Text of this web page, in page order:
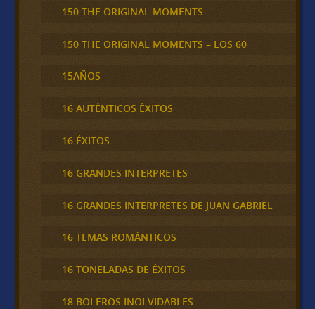
150 THE ORIGINAL MOMENTS
150 THE ORIGINAL MOMENTS – LOS 60
15AÑOS
16 AUTÉNTICOS ÉXITOS
16 ÉXITOS
16 GRANDES INTERPRETES
16 GRANDES INTERPRETES DE JUAN GABRIEL
16 TEMAS ROMÁNTICOS
16 TONELADAS DE ÉXITOS
18 BOLEROS INOLVIDABLES